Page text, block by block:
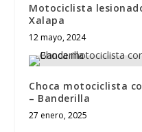
Motociclista
Xalapa
12 mayo, 2024
Choca motociclista
– Banderilla
27 enero, 2025